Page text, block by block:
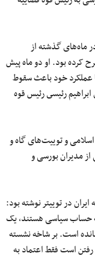
ماه‌های گذشته از
کرده بود. او دو ماه پیش
عملکرد خود باعث سقوط
رئیسى رئیس قوه
و توییت‌های گاه و
مدیران بورسی و
در توییتر نوشته بود:
حساب سیاسی هستند، یک
است. بر شاخه نشسته
است فقط اعتماد به